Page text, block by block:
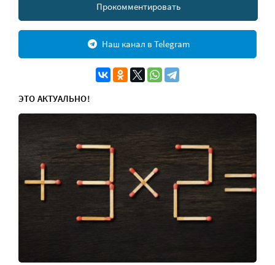
Прокомментировать
Наш канал в Telegram
ЭТО АКТУАЛЬНО!